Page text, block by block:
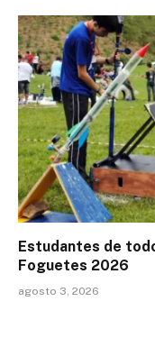
Estudantes de
Foguetes 2026
agosto 3, 2026